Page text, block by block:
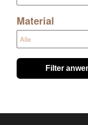
Material
Filter